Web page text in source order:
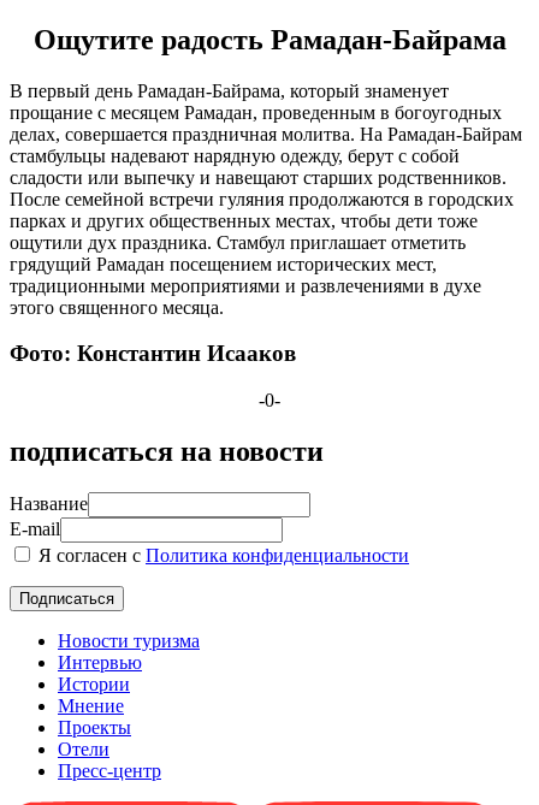
Ощутите радость Рамадан-Байрама
В первый день Рамадан-Байрама, который знаменует
прощание с месяцем Рамадан, проведенным в богоугодных
делах, совершается праздничная молитва. На Рамадан-Байрам
стамбульцы надевают нарядную одежду, берут с собой
сладости или выпечку и навещают старших родственников.
После семейной встречи гуляния продолжаются в городских
парках и других общественных местах, чтобы дети тоже
ощутили дух праздника. Стамбул приглашает отметить
грядущий Рамадан посещением исторических мест,
традиционными мероприятиями и развлечениями в духе
этого священного месяца.
Фото: Константин Исааков
-0-
подписаться на новости
Название
E-mail
Я согласен с Политика конфиденциальности
Новости туризма
Интервью
Истории
Мнение
Проекты
Отели
Пресс-центр